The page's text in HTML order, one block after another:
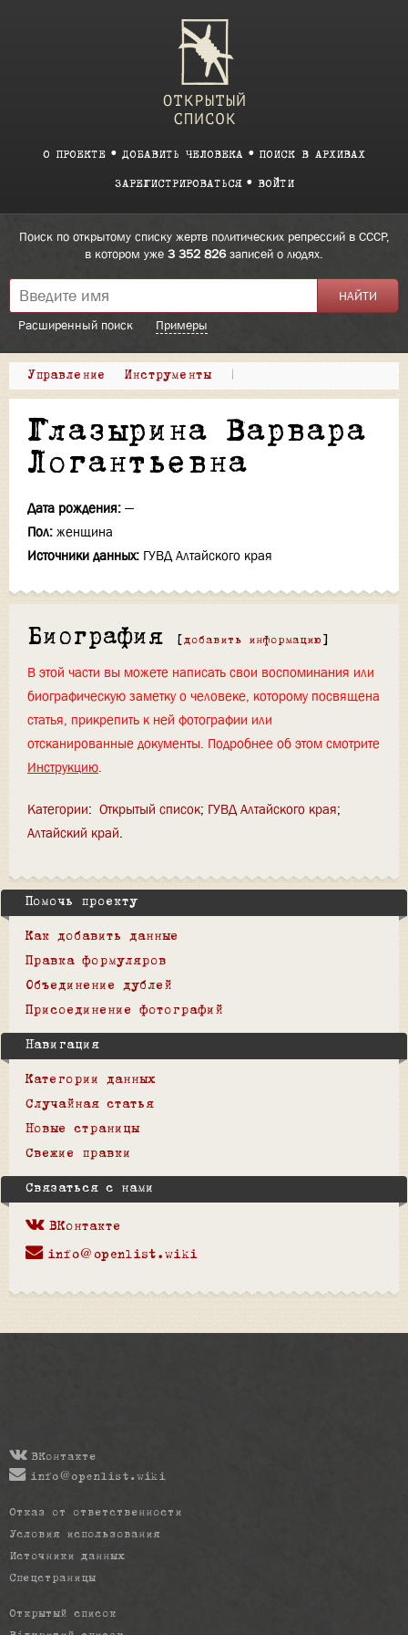
О ПРОЕКТЕ ДОБАВИТЬ ЧЕЛОВЕКА ПОИСК В АРХИВАХ
ЗАРЕГИСТРИРОВАТЬСЯ ВОЙТИ
Поиск по открытому списку жертв политических репрессий в СССР,
в котором уже 3 352 826записей о людях.
Расширенный поиск Примеры
Управление Инструменты |
Глазырина Варвара
Логантьевна
Дата рождения: —
Пол: женщина
Источники данных: ГУВД Алтайского края
Биография [ добавить информацию ]
В этой части вы можете написать свои воспоминания или
биографическую заметку о человеке, которому посвящена
статья, прикрепить к ней фотографии или
отсканированные документы. Подробнее об этом смотрите
Инструкцию.
Категории: Открытый список ГУВД Алтайского края
Алтайский край
Помочь проекту
Как добавить данные
Правка формуляров
Объединение дублей
Присоединение фотографий
Навигация
Категории данных
Случайная статья
Новые страницы
Свежие правки
Связаться с нами
ВКонтакте
info@openlist.wiki
ВКонтакте
info@openlist.wiki
Отказ от ответственности
Условия использования
Источники данных
Спецстраницы
Открытый список